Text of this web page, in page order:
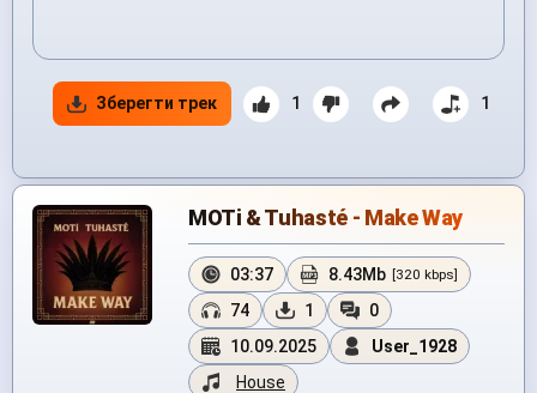
Зберегти трек 1 1
MOTi & Tuhasté - Make Way
03:37 8.43Mb [320 kbps]
74 1
0
10.09.2025
User_1928
House